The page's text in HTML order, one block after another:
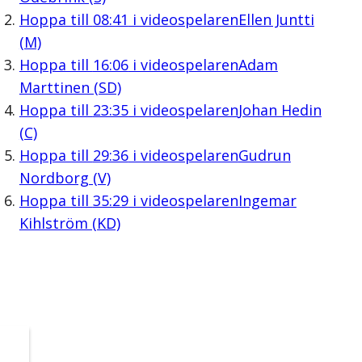
Hoppa till 08:41 i videospelarenEllen Juntti
(M)
Hoppa till 16:06i videospelarenAdam
Marttinen (SD)
Hoppa till 23:35i videospelarenJohan Hedin
(C)
Hoppa till 29:36i videospelarenGudrun
Nordborg (V)
Hoppa till 35:29i videospelarenIngemar
Kihlström (KD)